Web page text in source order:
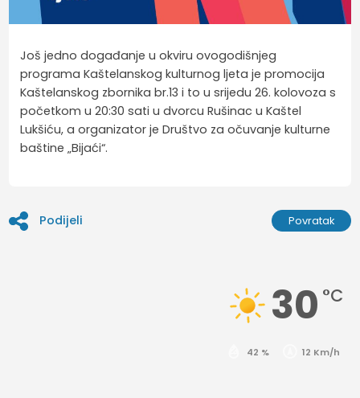
Još jedno događanje u okviru ovogodišnjeg
programa Kaštelanskog kulturnog ljeta je promocija
Kaštelanskog zbornika br.13 i to u srijedu 26. kolovoza s
početkom u 20:30 sati u dvorcu Rušinac u Kaštel
Lukšiću, a organizator je Društvo za očuvanje kulturne
baštine „Bijaći“.
Podijeli Povratak
30 °C
42 % 12 Km/h